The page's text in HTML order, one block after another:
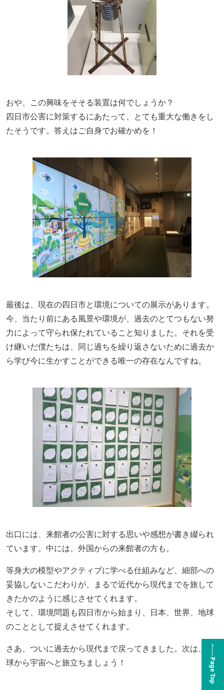
おや、この興味をそそる装置は何でしょうか？
四日市公害に対策するにあたって、とても重大な働きをし
たそうです。答えはご自身でお確かめを！
最後は、現在の四日市と環境についての展示があります。
今、当たり前にある風景や環境が、過去のとてつもない努
力によって守られ保たれていること知りました。それを受
け継いだ僕たちは、同じ過ちを繰り返さないために過去か
ら学び今に生かすことができる唯一の存在なんですね。
出口には、来館者の公害に対する思いや感想が書き綴られ
ています。中には、外国からの来館者の方も。
等身大の模型やアクティブに学べる仕組みなど、細部への
妥協しないこだわりが、まるで近代から現代までを旅して
きたかのように感じさせてくれます。
そして、環境問題も四日市から始まり、日本、世界、地球
のこととして捉えさせてくれます。
さあ、ついに過去から現代まで戻ってきました。次は、地
球から宇宙へと旅立ちましょう！
Page Top